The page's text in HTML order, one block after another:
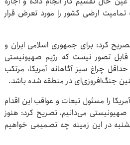
ارضی کشور را مورد تعرض قرار
کرد: برای جمهوری اسلامی ایران و
تصور نیست که رژیم صهیونیستی
چراغ سبز آگاهانه آمریکا، مرتکب
جنگ‌افروزی‌ای در منطقه شده باشد.
را مسئول تبعات و عواقب این اقدام
می‌دانیم، تصریح کرد: هنوز
در این زمینه چه تصمیمی خواهیم